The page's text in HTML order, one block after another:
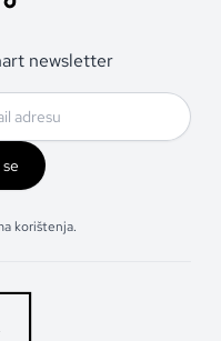
newsletter
korištenja.